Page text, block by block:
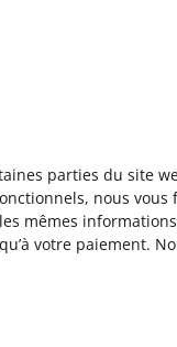
parties du site
nous
mêmes
votre paiement.